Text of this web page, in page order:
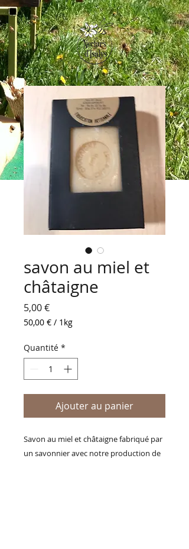
savon au miel et
châtaigne
5,00 €Prix
50,00 € / 1kg
pour
1
Kilogramme
Quantité *
Ajouter au panier
Savon au miel et châtaigne fabriqué par
un savonnier avec notre production de